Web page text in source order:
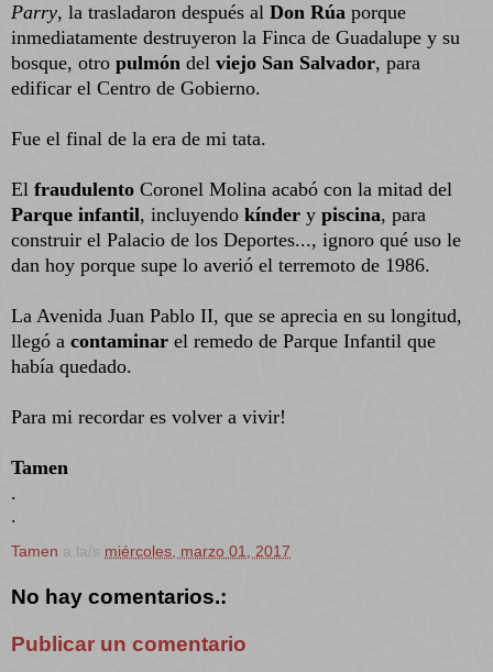
Parry, la trasladaron después al Don Rúa porque
inmediatamente destruyeron la Finca de Guadalupe y su
bosque, otro pulmón del viejo San Salvador, para
edificar el Centro de Gobierno.
Fue el final de la era de mi tata.
El fraudulento Coronel Molina acabó con la mitad del
Parque infantil, incluyendo kínder y piscina, para
construir el Palacio de los Deportes..., ignoro qué uso le
dan hoy porque supe lo averió el terremoto de 1986.
La Avenida Juan Pablo II, que se aprecia en su longitud,
llegó a contaminar el remedo de Parque Infantil que
había quedado.
Para mi recordar es volver a vivir!
Tamen
.
.
Tamen a la/s miércoles, marzo 01, 2017
No hay comentarios.:
Publicar un comentario